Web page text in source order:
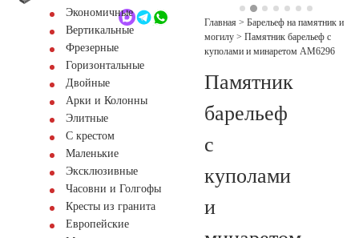
Обратный звонокЭкономичные
Вертикальные
Фрезерные
Горизонтальные
Двойные
Арки и Колонны
Элитные
С крестом
Маленькие
Эксклюзивные
Часовни и Голгофы
Кресты из гранита
Европейские
Главная > Барельеф на памятник и
могилу > Памятник барельеф с
куполами и минаретом AM6296
Памятник
барельеф
с
куполами
и